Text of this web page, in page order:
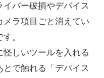
バー破損やデバイス
メラ項目ごと消えてい
。
怪しいツールを入れる
で触れる「デバイス